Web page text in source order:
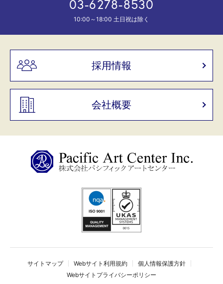
03-6278-8530
10:00～18:00 土日祝は除く
採用情報
会社概要
サイトマップ Webサイト利用規約
個人情報保護方針
Webサイトプライバシーポリシー